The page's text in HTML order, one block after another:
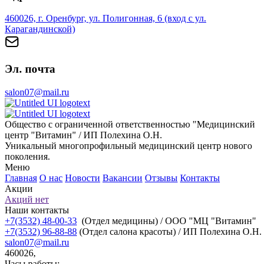
460026, г. Оренбург, ул. Полигонная, 6 (вход с ул.
Карагандинской)
Эл. почта
salon07@mail.ru
Общество с ограниченной ответственностью "Медицинский
центр "Витамин" / ИП Полехина О.Н.
Уникальный многопрофильный медицинский центр нового
поколения.
Меню
Главная О нас Новости Вакансии Отзывы Контакты
Акции
Акций нет
Наши контакты
+7(3532) 48-00-33 (Отдел медицины) / ООО "МЦ "Витамин"
+7(3532) 96-88-88 (Отдел салона красоты) / ИП Полехина О.Н.
salon07@mail.ru
460026,